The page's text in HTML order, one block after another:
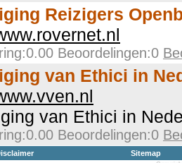
Reizigers
Beoordelingen:0
van Ethici in
van Ethici in
Beoordelingen:0
Sitemap